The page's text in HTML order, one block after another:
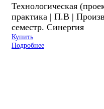
Технологическая
практика | П.В |
семестр. Синергия
Купить
Подробнее